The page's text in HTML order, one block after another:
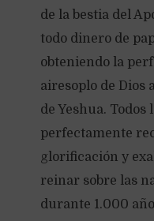
de la bestia del
todo dinero de
obteniendo la
airesoplo de Dios
de Yeshua. Todos
perfectamente
glorificación y
reinar sobre las
durante 1.000